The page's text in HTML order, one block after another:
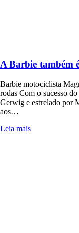
A Barbie também
Barbie motociclista
rodas Com o sucesso
Gerwig e estrelado por
aos…
Leia mais